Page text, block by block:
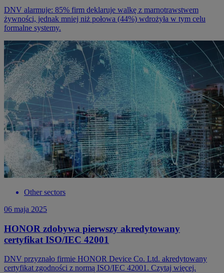
DNV alarmuje: 85% firm deklaruje walkę z marnotrawstwem
żywności, jednak mniej niż połowa (44%) wdrożyła w tym celu
formalne systemy.
Other sectors
06 maja 2025
HONOR zdobywa pierwszy akredytowany
certyfikat ISO/IEC 42001
DNV przyznało firmie HONOR Device Co. Ltd. akredytowany
certyfikat zgodności z normą ISO/IEC 42001. Czytaj więcej.